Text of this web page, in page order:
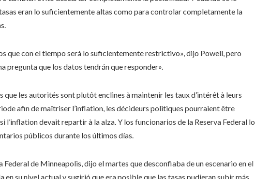
eran lo suficientemente altas como para controlar completamente la
que con el tiempo será lo suficientemente restrictivo», dijo Powell, pero
pregunta que los datos tendrán que responder».
que les autorités sont plutôt enclines à maintenir les taux d’intérêt à leurs
afin de maîtriser l’inflation, les décideurs politiques pourraient être
l’inflation devait repartir à la alza. Y los funcionarios de la Reserva Federal lo
públicos durante los últimos días.
Federal de Minneapolis, dijo el martes que desconfiaba de un escenario en el
su nivel actual y sugirió que era posible que las tasas pudieran subir más.